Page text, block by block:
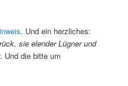
. Und ein herzliches:
sie elender Lügner und
Und die bitte um